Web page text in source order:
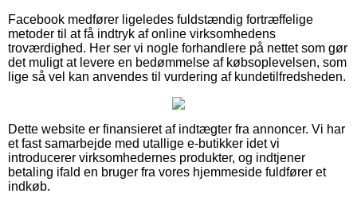
Facebook medfører ligeledes fuldstændig fortræffelige
metoder til at få indtryk af online virksomhedens
troværdighed. Her ser vi nogle forhandlere på nettet som gør
det muligt at levere en bedømmelse af købsoplevelsen, som
lige så vel kan anvendes til vurdering af kundetilfredsheden.
Dette website er finansieret af indtægter fra annoncer. Vi har
et fast samarbejde med utallige e-butikker idet vi
introducerer virksomhedernes produkter, og indtjener
betaling ifald en bruger fra vores hjemmeside fuldfører et
indkøb.